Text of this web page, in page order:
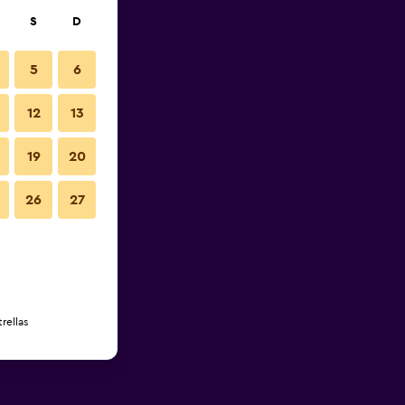
S D
5 6
12 13
19 20
26 27